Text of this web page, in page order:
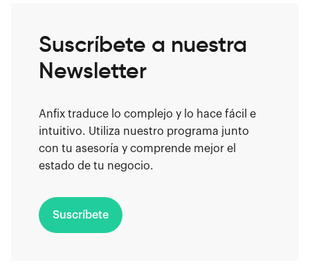
Suscríbete a nuestra
Newsletter
Anfix traduce lo complejo y lo hace fácil e
intuitivo. Utiliza nuestro programa junto
con tu asesoría y comprende mejor el
estado de tu negocio.
Suscríbete